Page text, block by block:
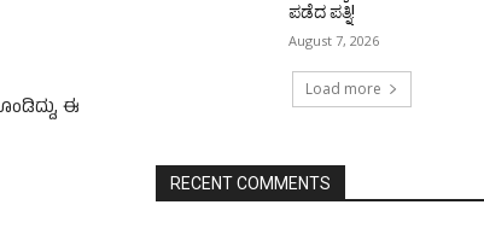
ಈ
ಪಡೆದ ಪತ್ನಿ!
August 7, 2026
Load more
RECENT COMMENTS